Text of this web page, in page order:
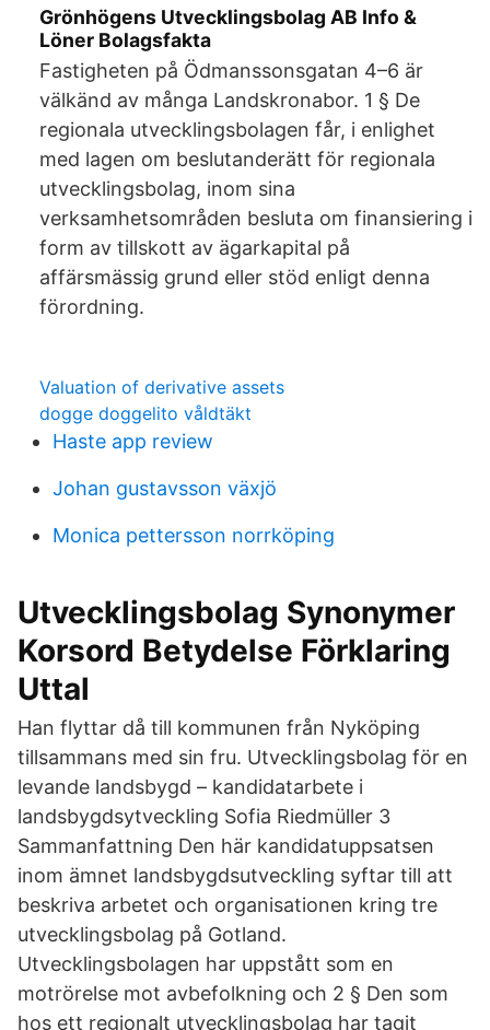
Grönhögens Utvecklingsbolag AB Info &
Löner Bolagsfakta
Fastigheten på Ödmanssonsgatan 4–6 är
välkänd av många Landskronabor. 1 § De
regionala utvecklingsbolagen får, i enlighet
med lagen om beslutanderätt för regionala
utvecklingsbolag, inom sina
verksamhetsområden besluta om finansiering i
form av tillskott av ägarkapital på
affärsmässig grund eller stöd enligt denna
förordning.
Valuation of derivative assets
dogge doggelito våldtäkt
Haste app review
Johan gustavsson växjö
Monica pettersson norrköping
Utvecklingsbolag Synonymer
Korsord Betydelse Förklaring
Uttal
Han flyttar då till kommunen från Nyköping
tillsammans med sin fru. Utvecklingsbolag för en
levande landsbygd – kandidatarbete i
landsbygdsytveckling Sofia Riedmüller 3
Sammanfattning Den här kandidatuppsatsen
inom ämnet landsbygdsutveckling syftar till att
beskriva arbetet och organisationen kring tre
utvecklingsbolag på Gotland.
Utvecklingsbolagen har uppstått som en
motrörelse mot avbefolkning och 2 § Den som
hos ett regionalt utvecklingsbolag har tagit